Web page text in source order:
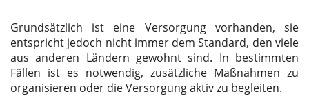
Grundsätzlich ist eine Versorgung vorhanden, sie
entspricht jedoch nicht immer dem Standard, den viele
aus anderen Ländern gewohnt sind. In bestimmten
Fällen ist es notwendig, zusätzliche Maßnahmen zu
organisieren oder die Versorgung aktiv zu begleiten.